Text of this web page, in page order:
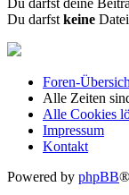
Du darfst keine
Foren-
Alle Zeiten
Alle Cookies
Impressum
Kontakt
Powered by phpBB